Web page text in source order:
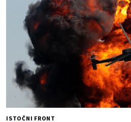
ISTOČNI FRONT